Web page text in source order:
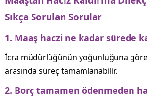
Sıkça Sorulan Sorular
1. Maaş haczi ne kadar sürede
İcra müdürlüğünün yoğunluğuna göre
arasında süreç tamamlanabilir.
2. Borç tamamen ödenmeden